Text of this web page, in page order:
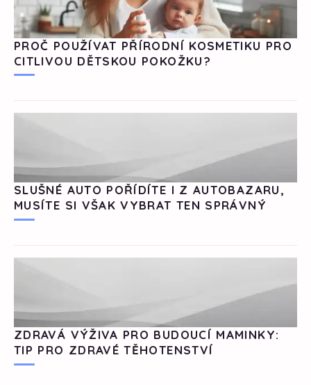
PROČ POUŽÍVAT PŘÍRODNÍ KOSMETIKU PRO
CITLIVOU DĚTSKOU POKOŽKU?
SLUŠNÉ AUTO POŘÍDÍTE I Z AUTOBAZARU,
MUSÍTE SI VŠAK VYBRAT TEN SPRÁVNÝ
ZDRAVÁ VÝŽIVA PRO BUDOUCÍ MAMINKY:
TIP PRO ZDRAVÉ TĚHOTENSTVÍ